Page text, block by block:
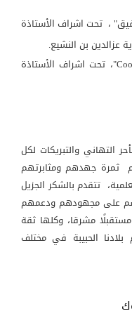
، تحت اشراف الأستاذة
عزالدين بن النشيع.
7- تطبيق لتعليم الطبخ " Cook Up"، تحت اشراف الأستاذة
التهاني والتبريكات لكل
ثمرة جهدهم ومثابرتهم
تتقدم بالشكر الجزيل
على مجهودهم ودعمهم
مشرقا، وكلها ثقة
الحبيبة في مختلف